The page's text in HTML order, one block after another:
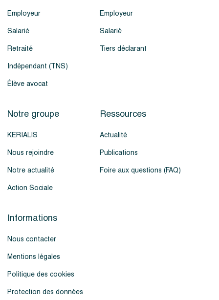
Employeur
Salarié
Retraité
Indépendant (TNS)
Élève avocat
Employeur
Salarié
Tiers déclarant
Notre groupe
KERIALIS
Nous rejoindre
Notre actualité
Action Sociale
Ressources
Actualité
Publications
Foire aux questions (FAQ)
Informations
Nous contacter
Mentions légales
Politique des cookies
Protection des données